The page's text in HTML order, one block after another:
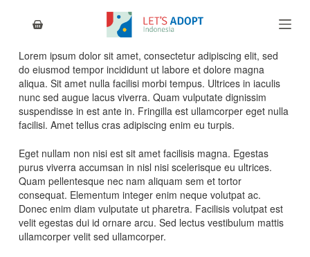
o
o
n
n
Lorem ipsum dolor sit amet, consectetur adipiscing elit, sed
do eiusmod tempor incididunt ut labore et dolore magna
aliqua. Sit amet nulla facilisi morbi tempus. Ultrices in iaculis
nunc sed augue lacus viverra. Quam vulputate dignissim
suspendisse in est ante in. Fringilla est ullamcorper eget nulla
facilisi. Amet tellus cras adipiscing enim eu turpis.
Eget nullam non nisi est sit amet facilisis magna. Egestas
purus viverra accumsan in nisl nisi scelerisque eu ultrices.
Quam pellentesque nec nam aliquam sem et tortor
consequat. Elementum integer enim neque volutpat ac.
Donec enim diam vulputate ut pharetra. Facilisis volutpat est
velit egestas dui id ornare arcu. Sed lectus vestibulum mattis
ullamcorper velit sed ullamcorper.